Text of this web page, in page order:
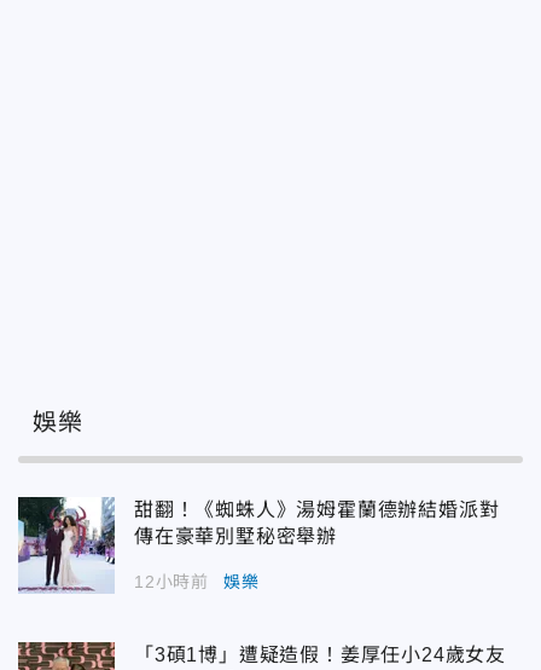
娛樂
甜翻！《蜘蛛人》湯姆霍蘭德辦結婚派對
傳在豪華別墅秘密舉辦
12小時前 娛樂
「3碩1博」遭疑造假！姜厚任小24歲女友